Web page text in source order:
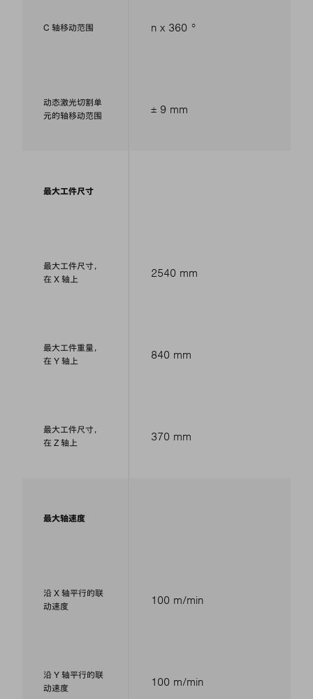
C 轴移动范围
动态激光切割单
元的轴移动范围
最大工件尺寸
最大工件尺寸，
在 X 轴上
最大工件重量，
在 Y 轴上
最大工件尺寸，
在 Z 轴上
最大轴速度
沿 X 轴平行的联
动速度
沿 Y 轴平行的联
动速度
n x 360 °
± 9 mm
2540 mm
840 mm
370 mm
100 m/min
100 m/min